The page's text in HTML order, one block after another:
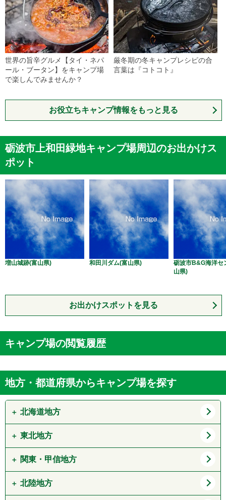
世界の旨辛グルメ【タイ・ネパ
ール・ブータン】をキャンプ場
で楽しんでみませんか？
厳冬期の冬キャンプレシピの合
言葉は『コトコト』
お役立ちキャンプ情報をもっと見る
砺波市上和田緑地キャンプ場周辺のお出かけス
ポット
増山城跡(富山県) 和田川ダム(富山県)
砺波市B&G海洋セ
山県)
お出かけスポットを見る
キャンプ場の閲覧履歴
地方・都道府県からキャンプ場を探す
北海道地方
道北
道央
東北地方
青森県
宮城県
関東・甲信地方
東京都北陸地方